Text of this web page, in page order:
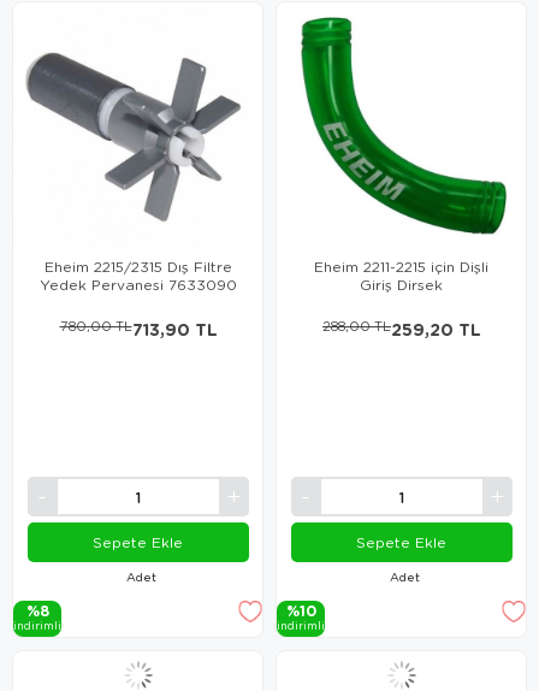
Eheim 2215/2315 Dış Filtre
Yedek Pervanesi 7633090
Adet
713,90 TL
780,00 TL
Sepete Ekle
%8
i̇ndi̇ri̇mli̇
Eheim 2211-2215 için Dişli
Giriş Dirsek
Adet
259,20 TL
288,00 TL
Sepete Ekle
%10
i̇ndi̇ri̇mli̇